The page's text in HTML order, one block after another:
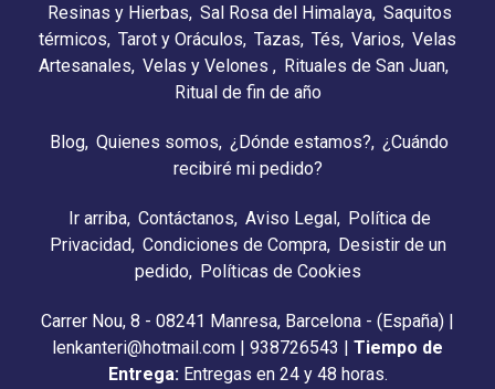
Resinas y Hierbas Sal Rosa del Himalaya Saquitos
térmicos Tarot y Oráculos Tazas Tés Varios Velas
Artesanales Velas y Velones
Rituales de San Juan
Ritual de fin de año
Blog Quienes somos ¿Dónde estamos?
¿Cuándo
recibiré mi pedido?
Ir arriba Contáctanos Aviso Legal
Política de
Privacidad Condiciones de Compra
Desistir de un
pedido
Políticas de Cookies
Carrer Nou, 8 - 08241 Manresa, Barcelona - (España) |
lenkanteri@hotmail.com | 938726543 | Tiempo de
Entrega: Entregas en 24 y 48 horas.